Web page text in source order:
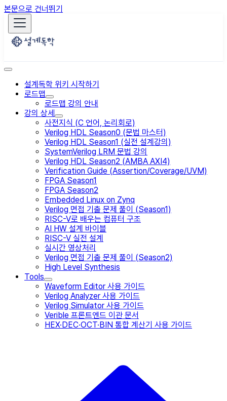
본문으로 건너뛰기
설계독학 위키 시작하기
로드맵
로드맵 강의 안내
강의 상세
사전지식 (C 언어, 논리회로)
Verilog HDL Season0 (문법 마스터)
Verilog HDL Season1 (실전 설계강의)
SystemVerilog LRM 문법 강의
Verilog HDL Season2 (AMBA AXI4)
Verification Guide (Assertion/Coverage/UVM)
FPGA Season1
FPGA Season2
Embedded Linux on Zynq
Verilog 면접 기출 문제 풀이 (Season1)
RISC-V로 배우는 컴퓨터 구조
AI HW 설계 바이블
RISC-V 실전 설계
실시간 영상처리
Verilog 면접 기출 문제 풀이 (Season2)
High Level Synthesis
Tools
Waveform Editor 사용 가이드
Verilog Analyzer 사용 가이드
Verilog Simulator 사용 가이드
Verible 프론트엔드 이관 문서
HEX·DEC·OCT·BIN 통합 계산기 사용 가이드